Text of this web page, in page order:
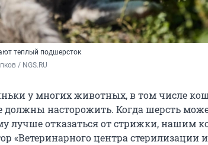
теплый подшерсток
/ NGS.RU
у многих животных, в том числе
насторожить. Когда шерсть
лучше отказаться от стрижки, нашим
«Ветеринарного центра стерилизации